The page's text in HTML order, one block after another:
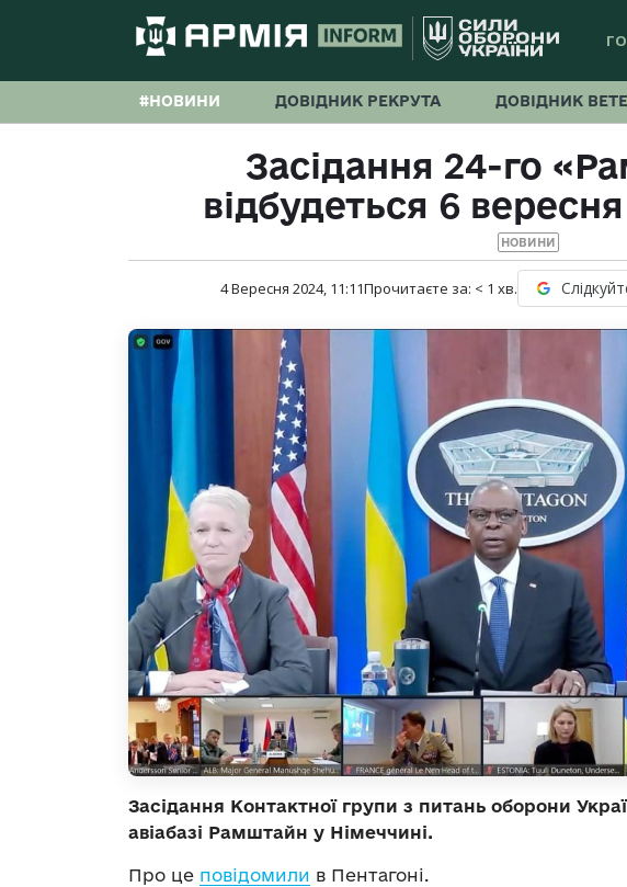
#НОВИНИ ДОВІДНИК РЕКРУТА ДОВІДНИК
Засідання 24-го
відбудеться 6
НОВИНИ
4 Вересня 2024, 11:11Прочитаєте за: < 1 хв.
Засідання Контактної групи з питань оборони
авіабазі Рамштайн у Німеччині.
Про це повідомили в Пентагоні.